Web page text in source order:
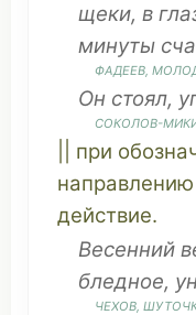
щеки, в
минуты
ФАДЕЕВ,
Он стоял,
СОКОЛОВ-
|| при
направлению
действие.
Весенний
бледное,
ЧЕХОВ,